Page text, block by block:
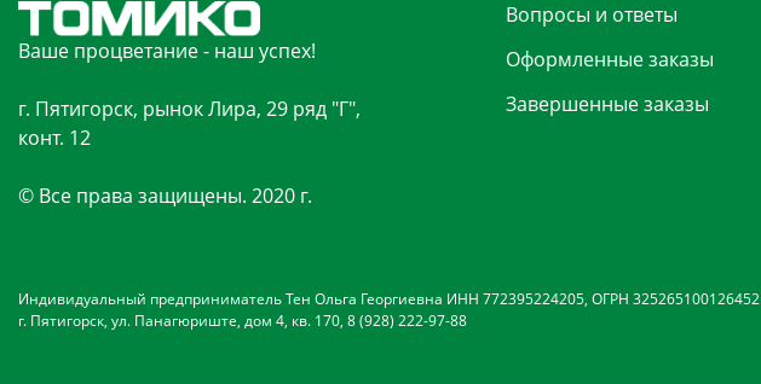
Ваше процветание - наш успех!
г. Пятигорск, рынок Лира, 29 ряд "Г",
конт. 12
© Все права защищены. 2020 г.
Вопросы и ответы
Оформленные заказы
Завершенные заказы
Индивидуальный предприниматель Тен Ольга Георгиевна ИНН 772395224205, ОГРН 325265100126452
г. Пятигорск, ул. Панагюриште, дом 4, кв. 170, 8 (928) 222-97-88